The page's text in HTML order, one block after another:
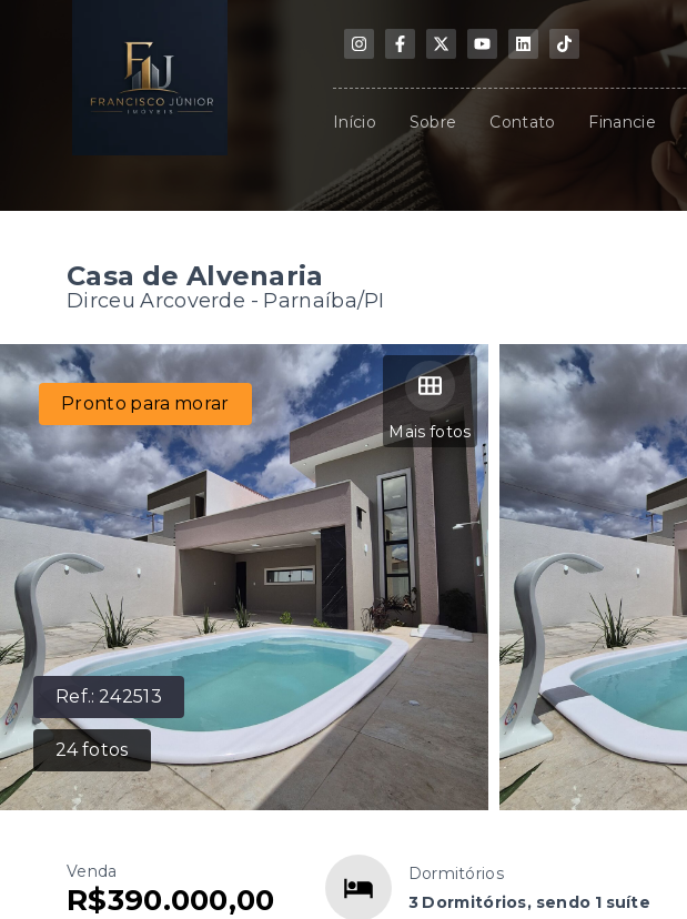
Início Sobre Contato Financie
Casa de Alvenaria
Dirceu Arcoverde - Parnaíba/PI
Ref.: 242513
24fotos
Mais fotos
Pronto para morar
Venda
R$390.000,00
Dormitórios
3 Dormitórios, sendo 1 suíte